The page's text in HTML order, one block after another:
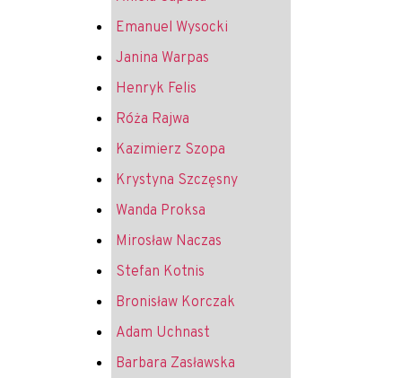
Emanuel Wysocki
Janina Warpas
Henryk Felis
Róża Rajwa
Kazimierz Szopa
Krystyna Szczęsny
Wanda Proksa
Mirosław Naczas
Stefan Kotnis
Bronisław Korczak
Adam Uchnast
Barbara Zasławska